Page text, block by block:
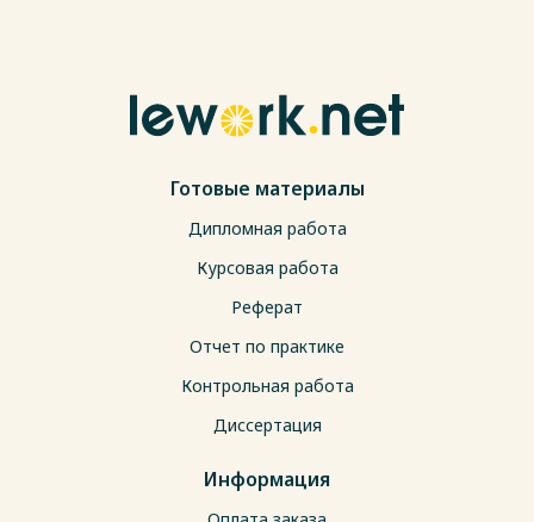
Готовые материалы
Дипломная работа
Курсовая работа
Реферат
Отчет по практике
Контрольная работа
Диссертация
Информация